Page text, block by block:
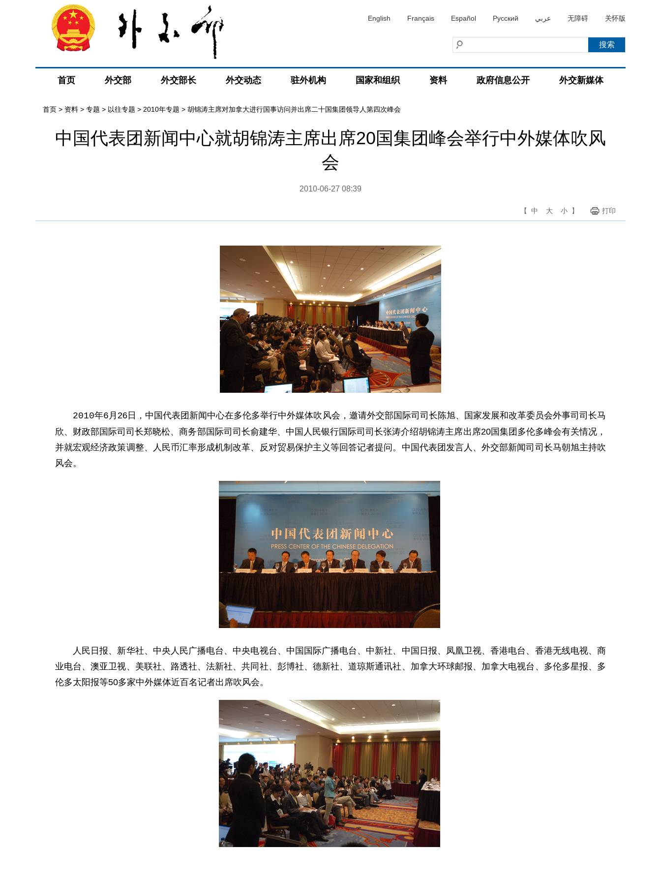
English Français Español Русский عربي 无障碍 关怀版
首页 外交部 外交部长 外交动态 驻外机构 国家和组织 资料 政府信息公开 外交新媒体
首页 > 资料 > 专题 > 以往专题 > 2010年专题 > 胡锦涛主席对加拿大进行国事访问并出席二十国集团领导人第四次峰会
中国代表团新闻中心就胡锦涛主席出席20国集团峰会举行中外媒体吹风
会
2010-06-27 08:39
【 中 大 小 】 打印
2010年6 月26日，中国代表团新闻中心在多伦多举行中外媒体吹风会，邀请外交部国际司司长陈旭、国家发展和改革委员会外事司司长马
欣、财政部国际司司长郑晓松、商务部国际司司长俞建华、中国人民银行国际司司长张涛介绍胡锦涛主席出席20国集团多伦多峰会有关情况，
并就宏观经济政策调整、人民币汇率形成机制改革、反对贸易保护主义等回答记者提问。中国代表团发言人、外交部新闻司司长马朝旭主持吹
风会。
人民日报、新华社、中央人民广播电台、中央电视台、中国国际广播电台、中新社、中国日报、凤凰卫视、香港电台、香港无线电视、商
业电台、澳亚卫视、美联社、路透社、法新社、共同社、彭博社、德新社、道琼斯通讯社、加拿大环球邮报、加拿大电视台、多伦多星报、多
伦多太阳报等50多家中外媒体近百名记者出席吹风会。